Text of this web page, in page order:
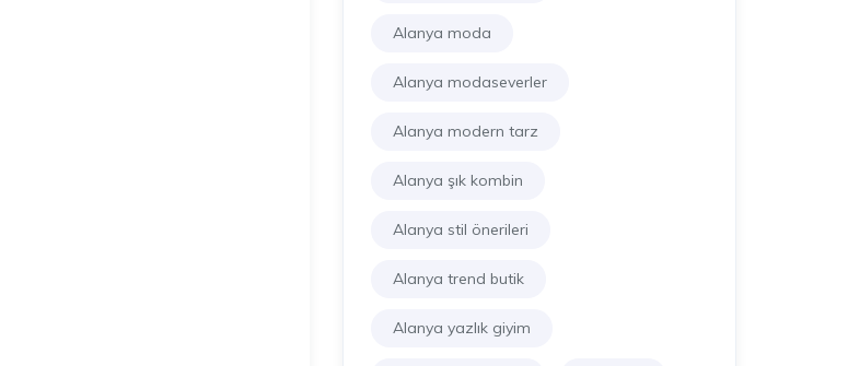
Alanya moda
Alanya modaseverler
Alanya modern tarz
Alanya şık kombin
Alanya stil önerileri
Alanya trend butik
Alanya yazlık giyim